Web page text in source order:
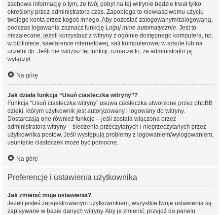
zachowa informację o tym, że twój pobyt na tej witrynie będzie trwał tylko
określony przez administratora czas. Zapobiega to niewłaściwemu użyciu
twojego konta przez kogoś innego. Aby pozostać zalogowanym/zalogowaną,
podczas logowania zaznacz funkcję Loguj mnie automatycznie. Jest to
niezalecane, jeżeli korzystasz z witryny z ogólnie dostępnego komputera, np.
w bibliotece, kawiarence internetowej, sali komputerowej w szkole lub na
uczelni itp. Jeśli nie widzisz tej funkcji, oznacza to, że administrator ją
wyłączył.
Na górę
Jak działa funkcja “Usuń ciasteczka witryny”?
Funkcja “Usuń ciasteczka witryny” usuwa ciasteczka utworzone przez phpBB
dzięki, którym użytkownik jest autoryzowany i logowany do witryny.
Dostarczają one również funkcję – jeśli została włączona przez
administratora witryny – śledzenia przeczytanych i nieprzeczytanych przez
użytkownika postów. Jeśli występują problemy z logowaniem/wylogowaniem,
usunięcie ciasteczek może być pomocne.
Na górę
Preferencje i ustawienia użytkownika
Jak zmienić moje ustawienia?
Jeżeli jesteś zarejestrowanym użytkownikiem, wszystkie twoje ustawienia są
zapisywane w bazie danych witryny. Aby je zmienić, przejdź do panelu